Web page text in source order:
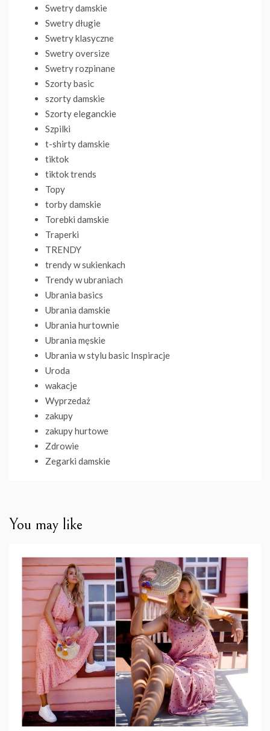
Swetry damskie
Swetry długie
Swetry klasyczne
Swetry oversize
Swetry rozpinane
Szorty basic
szorty damskie
Szorty eleganckie
Szpilki
t-shirty damskie
tiktok
tiktok trends
Topy
torby damskie
Torebki damskie
Traperki
TRENDY
trendy w sukienkach
Trendy w ubraniach
Ubrania basics
Ubrania damskie
Ubrania hurtownie
Ubrania męskie
Ubrania w stylu basic Inspiracje
Uroda
wakacje
Wyprzedaż
zakupy
zakupy hurtowe
Zdrowie
Zegarki damskie
You may like